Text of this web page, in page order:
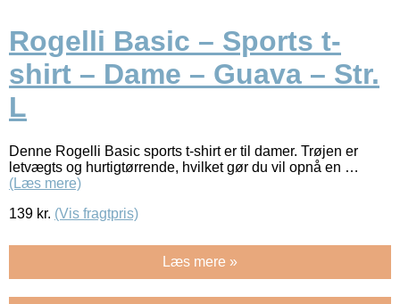
Rogelli Basic – Sports t-
shirt – Dame – Guava – Str.
L
Denne Rogelli Basic sports t-shirt er til damer. Trøjen er
letvægts og hurtigtørrende, hvilket gør du vil opnå en …
(Læs mere)
139 kr. (Vis fragtpris)
Læs mere »